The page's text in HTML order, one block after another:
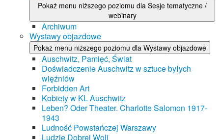
Pokaż menu niższego poziomu dla Sesje tematyczne /
webinary
Archiwum
Wystawy objazdowe
Pokaż menu niższego poziomu dla Wystawy objazdowe
Auschwitz, Pamięć, Świat
Doświadczenie Auschwitz w sztuce byłych
więźniów
Forbidden Art
Kobiety w KL Auschwitz
Leben? Oder Theater. Charlotte Salomon 1917-
1943
Ludność Powstańczej Warszawy
Ludzie Dobrej Woli